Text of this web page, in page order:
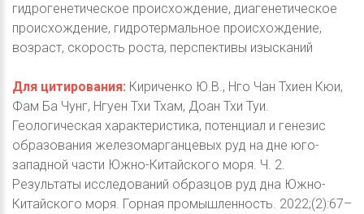
гидрогенетическое происхождение, диагенетическое
происхождение, гидротермальное происхождение,
возраст, скорость роста, перспективы изысканий
Для цитирования: Кириченко Ю.В., Hго Чан Тхиен Кюи,
Фам Ба Чунг, Нгуен Тхи Тхам, Доан Тхи Туи.
Геологическая характеристика, потенциал и генезис
образования железомарганцевых руд на дне юго-
западной части Южно-Китайского моря. Ч. 2.
Результаты исследований образцов руд дна Южно-
Китайского моря. Горная промышленность. 2022;(2):67–